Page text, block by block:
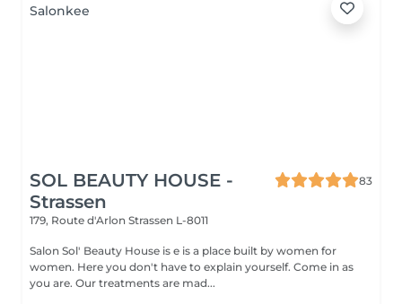
SOL BEAUTY HOUSE -
Strassen
83
179, Route d'Arlon Strassen L-8011
Salon Sol' Beauty House is e is a place built by women for
women. Here you don't have to explain yourself. Come in as
you are. Our treatments are mad...